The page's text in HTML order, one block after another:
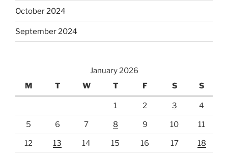
October 2024
September 2024
January 2026
M
T W T F S S
1 2 3 4
5 6 7 8 9 10 11
12 13 14 15 16 17 18